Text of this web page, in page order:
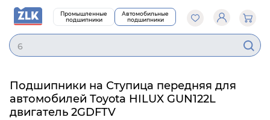
Промышленные
подшипники
Автомобильные
подшипники
6
Подшипники на Ступица передняя для
автомобилей Toyota HILUX GUN122L
двигатель 2GDFTV